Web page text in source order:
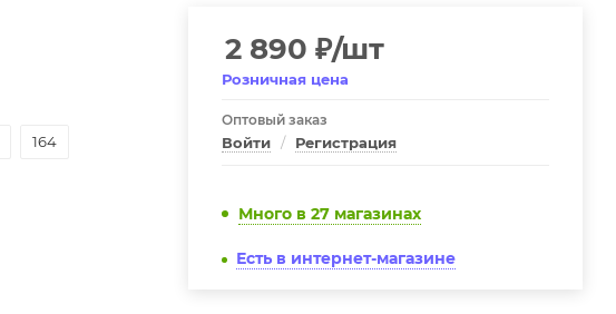
164
2 890 ₽/шт
Розничная цена
Оптовый заказ
Войти / Регистрация
Много в 27 магазинах
Есть в интернет-магазине